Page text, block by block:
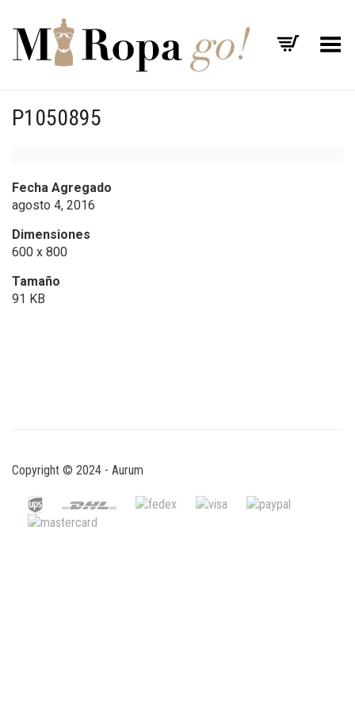
Menú
P1050895
Fecha Agregado
agosto 4, 2016
Dimensiones
600 x 800
Tamaño
91 KB
Copyright © 2024 - Aurum